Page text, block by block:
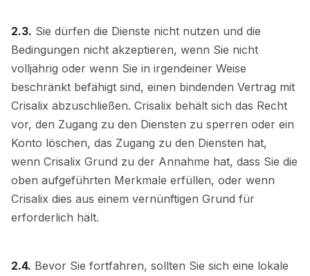
2.3. Sie dürfen die Dienste nicht nutzen und die
Bedingungen nicht akzeptieren, wenn Sie nicht
volljährig oder wenn Sie in irgendeiner Weise
beschränkt befähigt sind, einen bindenden Vertrag mit
Crisalix abzuschließen. Crisalix behält sich das Recht
vor, den Zugang zu den Diensten zu sperren oder ein
Konto löschen, das Zugang zu den Diensten hat,
wenn Crisalix Grund zu der Annahme hat, dass Sie die
oben aufgeführten Merkmale erfüllen, oder wenn
Crisalix dies aus einem vernünftigen Grund für
erforderlich hält.
2.4. Bevor Sie fortfahren, sollten Sie sich eine lokale